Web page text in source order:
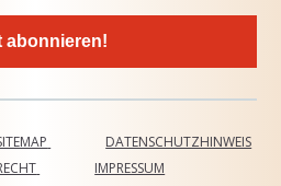
abonnieren!
DATENSCHUTZHINWEIS
IMPRESSUM